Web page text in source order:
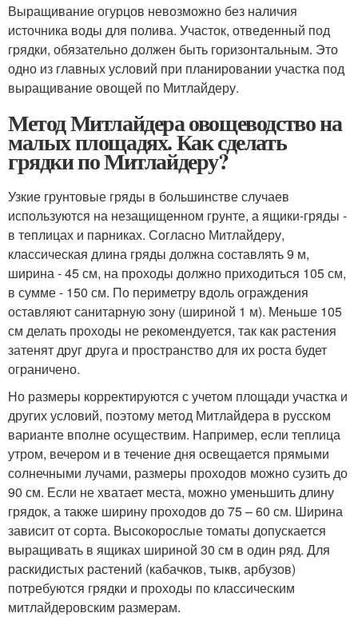
Выращивание огурцов невозможно без наличия
источника воды для полива. Участок, отведенный под
грядки, обязательно должен быть горизонтальным. Это
одно из главных условий при планировании участка под
выращивание овощей по Митлайдеру.
Метод Митлайдера овощеводство на
малых площадях. Как сделать
грядки по Митлайдеру?
Узкие грунтовые гряды в большинстве случаев
используются на незащищенном грунте, а ящики-гряды -
в теплицах и парниках. Согласно Митлайдеру,
классическая длина гряды должна составлять 9 м,
ширина - 45 см, на проходы должно приходиться 105 см,
в сумме - 150 см. По периметру вдоль ограждения
оставляют санитарную зону (шириной 1 м). Меньше 105
см делать проходы не рекомендуется, так как растения
затенят друг друга и пространство для их роста будет
ограничено.
Но размеры корректируются с учетом площади участка и
других условий, поэтому метод Митлайдера в русском
варианте вполне осуществим. Например, если теплица
утром, вечером и в течение дня освещается прямыми
солнечными лучами, размеры проходов можно сузить до
90 см. Если не хватает места, можно уменьшить длину
грядок, а также ширину проходов до 75 – 60 см. Ширина
зависит от сорта. Высокорослые томаты допускается
выращивать в ящиках шириной 30 см в один ряд. Для
раскидистых растений (кабачков, тыкв, арбузов)
потребуются грядки и проходы по классическим
митлайдеровским размерам.